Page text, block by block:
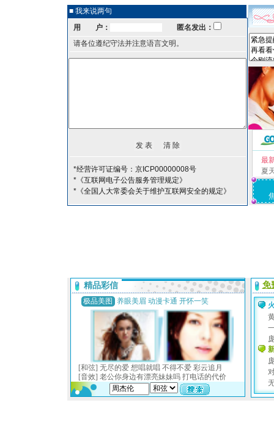
■ 我来说两句
用 户：
匿名发出：
请各位遵纪守法并注意语言文明。
*经营许可证编号：京ICP00000008号
*《互联网电子公告服务管理规定》
*《全国人大常委会关于维护互联网安全的规定》
最
夏